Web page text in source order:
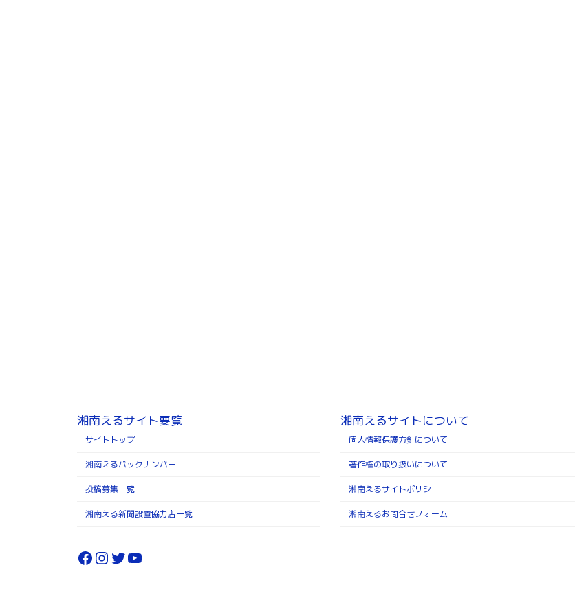
湘南えるサイト要覧
サイトトップ
湘南えるバックナンバー
投稿募集一覧
湘南える新聞設置協力店一覧
Facebook
Instagram
Twitter
YouTube
湘南えるサイトについて
個人情報保護方針について
著作権の取り扱いについて
湘南えるサイトポリシー
湘南えるお問合せフォーム